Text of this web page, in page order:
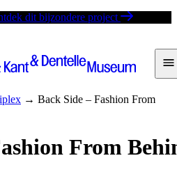
dit bijzondere project
→ Back Side – Fashion From
From